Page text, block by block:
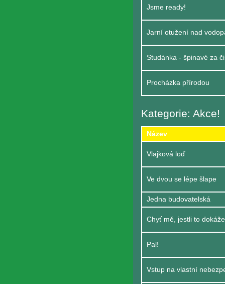
Jsme ready!
Jarní otužení nad
Studánka - špinavé za
Procházka přírodou
Kategorie: Akce!
Název
Vlajková loď
Ve dvou se lépe šlape
Jedna budovatelská
Chyť mě, jestli to
Pal!
Vstup na vlastní